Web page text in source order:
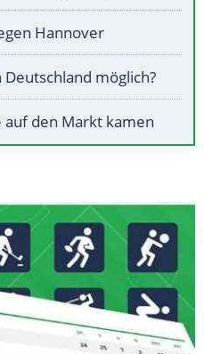
Hannover
möglich?
auf den Markt kamen